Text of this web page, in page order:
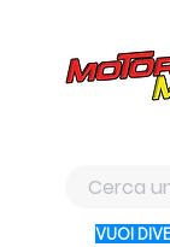
VUOI